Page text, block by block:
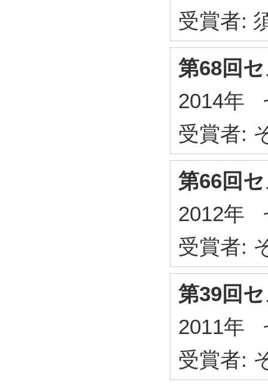
受賞者:
第68回
2014年
受賞者:
第66回
2012年
受賞者:
第39回
2011年
受賞者: